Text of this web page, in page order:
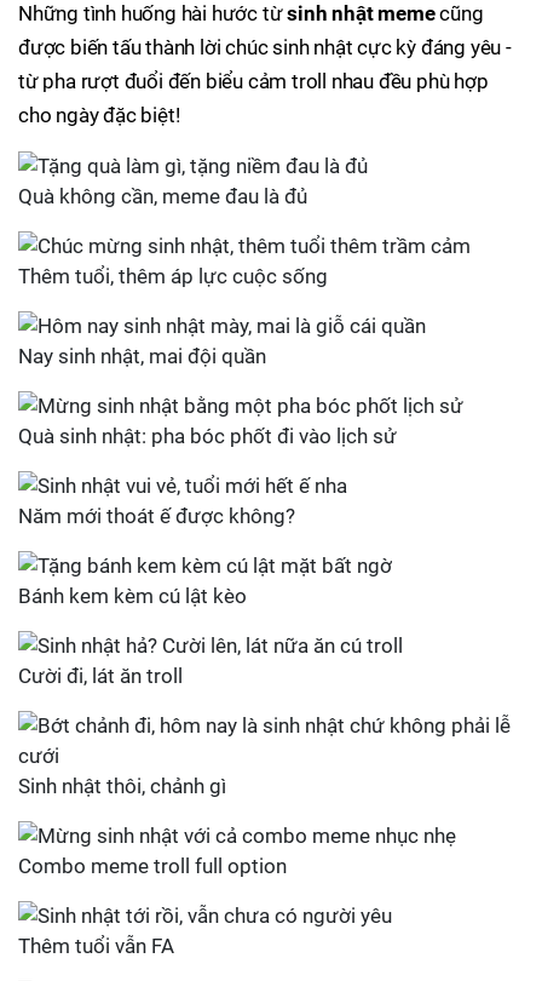
Những tình huống hài hước từsinh nhật memecũng
được biến tấu thành lời chúc sinh nhật cực kỳ đáng yêu -
từ pha rượt đuổi đến biểu cảm troll nhau đều phù hợp
cho ngày đặc biệt!
Quà không cần, meme đau là đủ
Thêm tuổi, thêm áp lực cuộc sống
Nay sinh nhật, mai đội quần
Quà sinh nhật: pha bóc phốt đi vào lịch sử
Năm mới thoát ế được không?
Bánh kem kèm cú lật kèo
Cười đi, lát ăn troll
Sinh nhật thôi, chảnh gì
Combo meme troll full option
Thêm tuổi vẫn FA